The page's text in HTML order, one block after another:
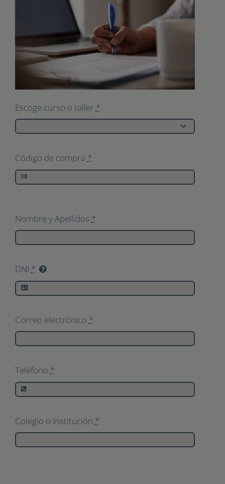
Escoge curso o taller *
Código de compra *
Nombre y Apellidos *
DNI *
Correo electrónico *
Teléfono *
Colegio o Institución *